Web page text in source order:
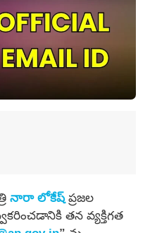
నారా లోకేష్ప్రజల
తన వ్యక్తిగత